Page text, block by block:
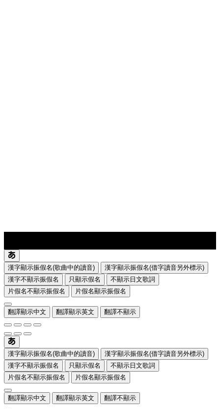
漢字顯示振假名(歌曲中的讀音)
漢字顯示振假名(借字讀音另外標示)
漢字不顯示振假名
只顯示假名
不顯示日文歌詞
片假名不顯示振假名
片假名顯示振假名
翻譯顯示中文 翻譯顯示英文 翻譯不顯示
漢字顯示振假名(歌曲中的讀音)
漢字顯示振假名(借字讀音另外標示)
漢字不顯示振假名
只顯示假名
不顯示日文歌詞
片假名不顯示振假名
片假名顯示振假名
翻譯顯示中文 翻譯顯示英文 翻譯不顯示